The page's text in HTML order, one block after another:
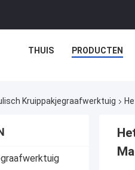
THUIS PRODUCTEN
Kruippakjegraafwerktuig